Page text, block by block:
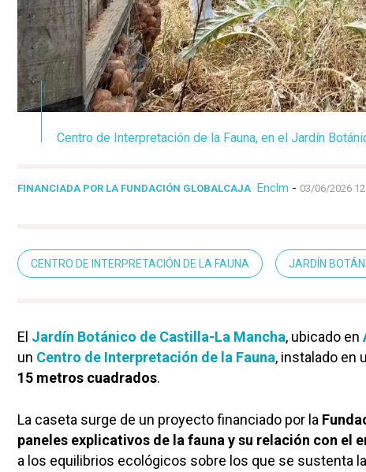
Centro de Interpretación de la Fauna, en el Jardín
FINANCIADA POR LA FUNDACIÓN GLOBALCAJA Enclm - 03/06/2026
CENTRO DE INTERPRETACIÓN DE LA FAUNA JARDÍN
El Jardín Botánico de Castilla-La Mancha, ubicado en
un Centro de Interpretación de la Fauna, instalado en
15 metros cuadrados.
La caseta surge de un proyecto financiado por la
paneles explicativos de la fauna y su relación con el
a los equilibrios ecológicos sobre los que se sustenta